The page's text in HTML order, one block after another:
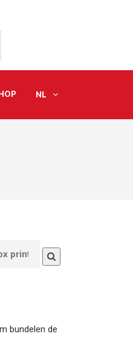
NL
bundelen de